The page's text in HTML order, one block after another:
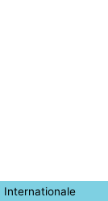
Internationale